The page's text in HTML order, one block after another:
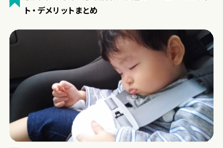
ト・デメリットまとめ